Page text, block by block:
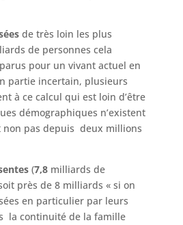
de très loin les plus
de personnes cela
pour un vivant actuel en
partie incertain, plusieurs
à ce calcul qui est loin d’être
démographiques n’existent
non pas depuis deux millions
(7,8milliards de
près de 8 milliards « si on
en particulier par leurs
la continuité de la famille